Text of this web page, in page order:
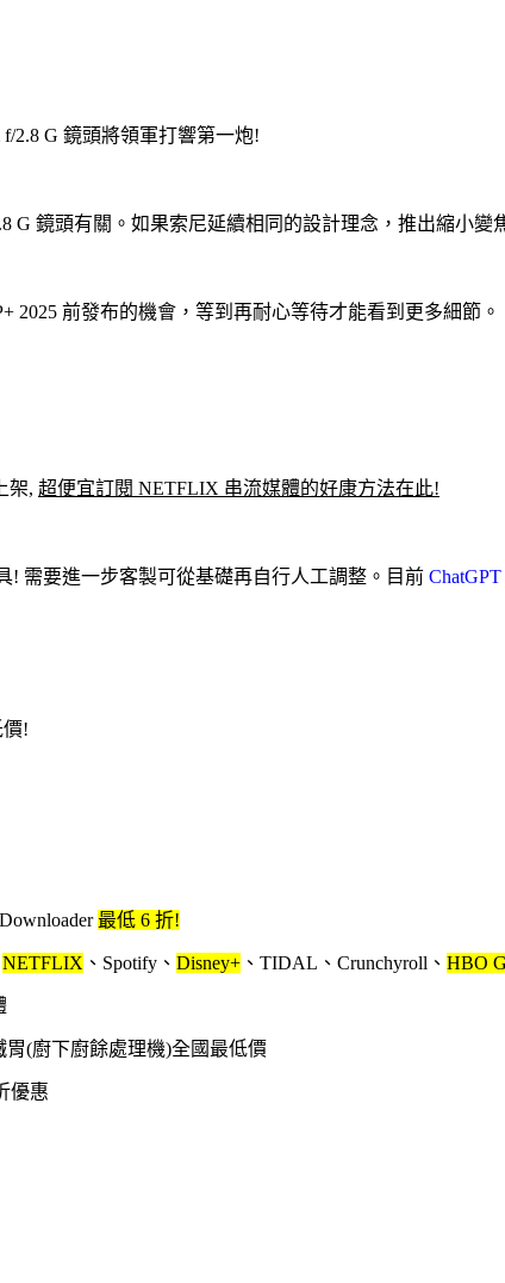
f/2.8 G 鏡頭將領軍打響第一炮!
G 鏡頭有關。如果索尼延續相同的設計理念，推出縮小變
2025 前發布的機會，等到再耐心等待才能看到更多細節。
架, 超便宜訂閱 NETFLIX 串流媒體的好康方法在此!
! 需要進一步客製可從基礎再自行人工調整 。目前 ChatGPT
!
最低 6 折!
NETFLIX 、Spotify、 Disney+ 、TIDAL、Crunchyroll、 HBO
胃(廚下廚餘處理機)全國最低價
優惠